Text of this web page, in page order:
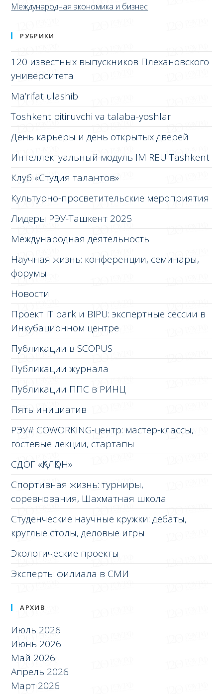
Международная экономика и бизнес
РУБРИКИ
120 известных выпускников Плехановского
университета
Ma’rifat ulashib
Toshkent bitiruvchi va talaba-yoshlar
День карьеры и день открытых дверей
Интеллектуальный модуль IM REU Tashkent
Клуб «Студия талантов»
Культурно-просветительские мероприятия
Лидеры РЭУ-Ташкент 2025
Международная деятельность
Научная жизнь: конференции, семинары,
форумы
Новости
Проект IT park и BIPU: экспертные сессии в
Инкубационном центре
Публикации в SCOPUS
Публикации журнала
Публикации ППС в РИНЦ
Пять инициатив
РЭУ# COWORKING-центр: мастер-классы,
гостевые лекции, стартапы
СДОГ «ҚАЛҚОН»
Спортивная жизнь: турниры,
соревнования, Шахматная школа
Студенческие научные кружки: дебаты,
круглые столы, деловые игры
Экологические проекты
Эксперты филиала в СМИ
АРХИВ
Июль 2026
Июнь 2026
Май 2026
Апрель 2026
Март 2026